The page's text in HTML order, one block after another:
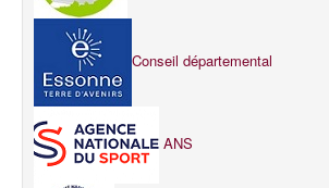
Conseil départemental
ANS